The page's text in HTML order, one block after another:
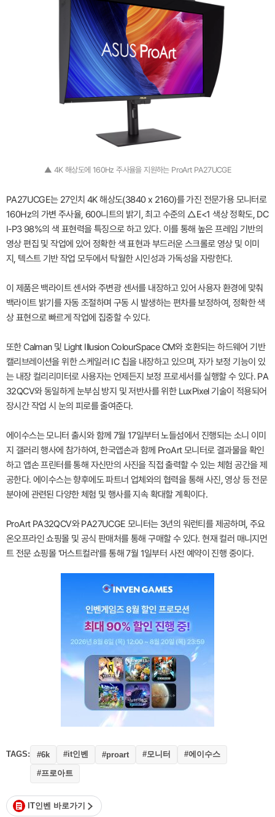
▲ 4K 해상도에 160Hz 주사율을 지원하는 ProArt PA27UCGE
PA27UCGE는 27인치 4K 해상도(3840 x 2160)를 가진 전문가용 모니터로
160Hz의 가변 주사율, 600니트의 밝기, 최고 수준의 △E<1 색상 정확도, DC
I-P3 98%의 색 표현력을 특징으로 하고 있다. 이를 통해 높은 프레임 기반의
영상 편집 및 작업에 있어 정확한 색 표현과 부드러운 스크롤로 영상 및 이미
지, 텍스트 기반 작업 모두에서 탁월한 시인성과 가독성을 자랑한다.
이 제품은 백라이트 센서와 주변광 센서를 내장하고 있어 사용자 환경에 맞춰
백라이트 밝기를 자동 조절하며 구동 시 발생하는 편차를 보정하여, 정확한 색
상 표현으로 빠르게 작업에 집중할 수 있다.
또한 Calman 및 Light Illusion ColourSpace CM와 호환되는 하드웨어 기반
캘리브레이션을 위한 스케일러 IC 칩을 내장하고 있으며, 자가 보정 기능이 있
는 내장 컬리리미터로 사용자는 언제든지 보정 프로세서를 실행할 수 있다. PA
32QCV와 동일하게 눈부심 방지 및 저반사를 위한 LuxPixel 기술이 적용되어
장시간 작업 시 눈의 피로를 줄여준다.
에이수스는 모니터 출시와 함께 7월 17일부터 노들섬에서 진행되는 소니 이미
지 갤러리 행사에 참가하여, 한국앱손과 함께 ProArt 모니터로 결과물을 확인
하고 앱손 프린터를 통해 자신만의 사진을 직접 출력할 수 있는 체험 공간을 제
공한다. 에이수스는 향후에도 파트너 업체와의 협력을 통해 사진, 영상 등 전문
분야에 관련된 다양한 체험 및 행사를 지속 확대할 계획이다.
ProArt PA32QCV와 PA27UCGE 모니터는 3년의 워런티를 제공하며, 주요
온오프라인 쇼핑몰 및 공식 판매처를 통해 구매할 수 있다. 현재 컬러 매니지먼
트 전문 쇼핑몰 '머스트컬러'를 통해 7월 1일부터 사전 예약이 진행 중이다.
TAGS: #6k #it인벤 #proart #모니터 #에이수스
#프로아트
IT인벤 바로가기